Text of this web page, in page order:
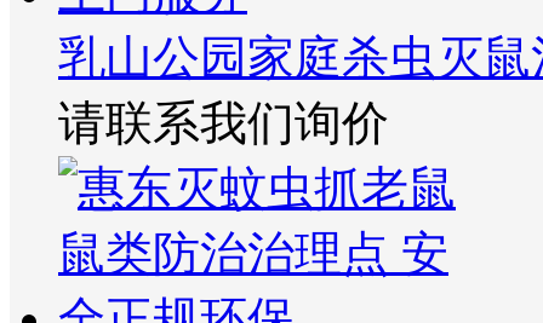
乳山公园家庭杀虫灭
请联系我们询价